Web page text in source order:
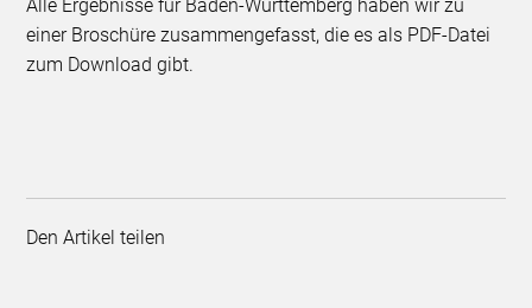
Alle Ergebnisse für Baden-Württemberg haben wir zu
einer Broschüre zusammengefasst, die es als PDF-Datei
zum Download gibt.
Den Artikel teilen